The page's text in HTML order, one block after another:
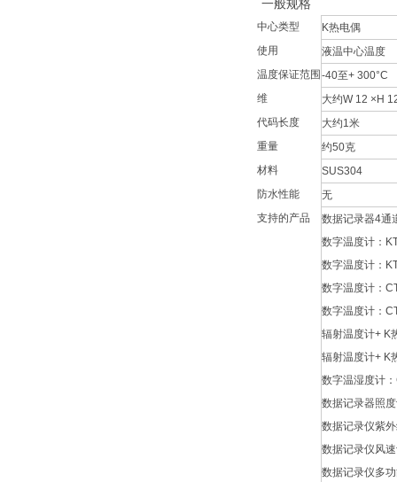
一般规格
中心类型
K热电偶
使用
液温中心温度
温度保证范围 -40至+ 300°C
维
大约W 12 ×H
代码长度
大约1米
重量
约50克
材料
SUS304
防水性能
无
支持的产品
数据记录器4通
数字温度计：
数字温度计：
数字温度计：
数字温度计：
辐射温度计+ K
辐射温度计+ K
数字温湿度计
数据记录器照
数据记录仪紫
数据记录仪风
数据记录仪多